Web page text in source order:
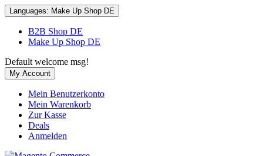
Languages: Make Up Shop DE
B2B Shop DE
Make Up Shop DE
Default welcome msg!
My Account
Mein Benutzerkonto
Mein Warenkorb
Zur Kasse
Deals
Anmelden